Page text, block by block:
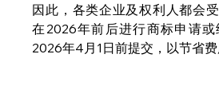
因此，各类企业及权利人都会
在2026年前后进行商标申请
2026年4月1日前提交，以节省费